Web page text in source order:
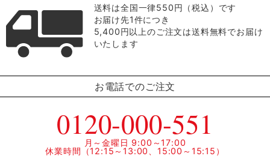
送料は全国一律550円（税込）です
お届け先1件につき
5,400円以上のご注文は送料無料でお届け
いたします
お電話でのご注文
0120-000-551
月～金曜日 9:00～17:00
休業時間（12:15～13:00、15:00～15:15）